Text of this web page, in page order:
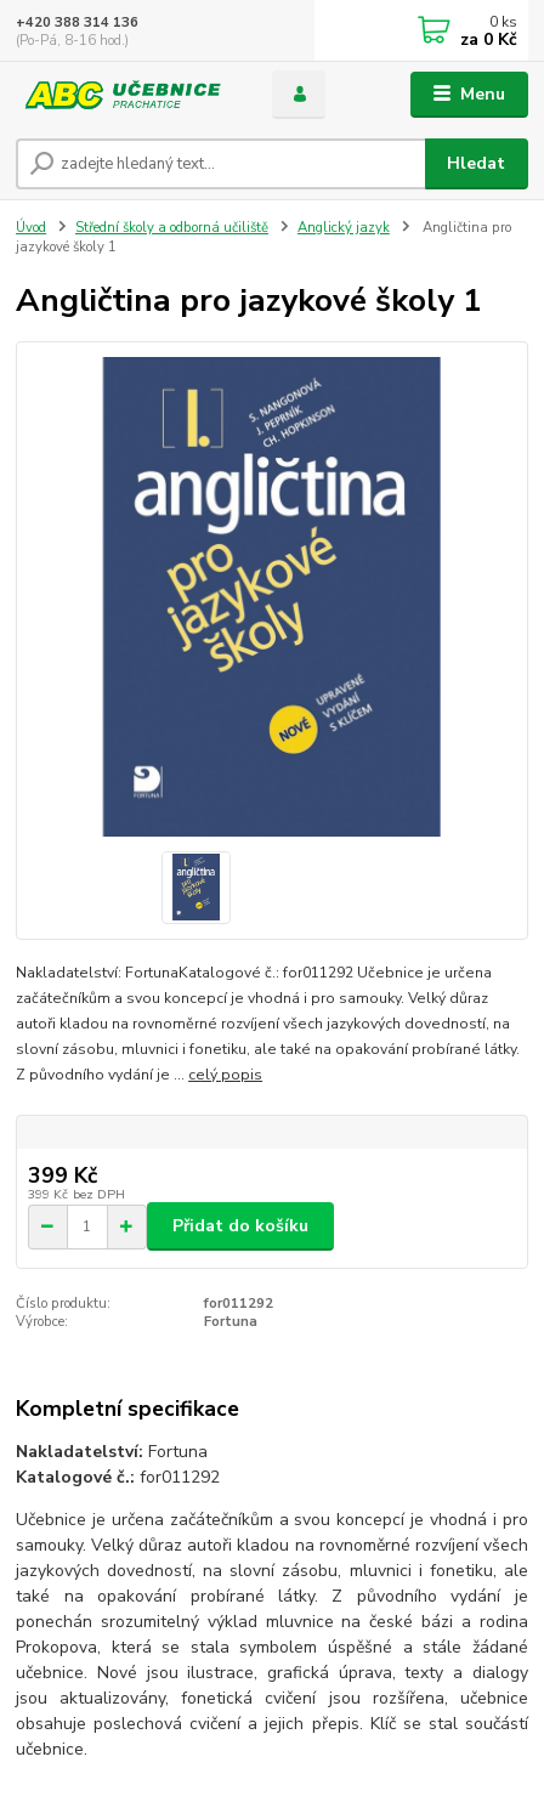
Menu
Hledat
+420 388 314 136
(Po-Pá, 8-16 hod.)
0 ks
za 0 Kč
Úvod Střední školy a odborná učiliště Anglický jazyk
Angličtina pro
jazykové školy 1
Angličtina pro jazykové školy 1
Nakladatelství: FortunaKatalogové č.: for011292 Učebnice je určena
začátečníkům a svou koncepcí je vhodná i pro samouky. Velký důraz
autoři kladou na rovnoměrné rozvíjení všech jazykových dovedností, na
slovní zásobu, mluvnici i fonetiku, ale také na opakování probírané látky.
Z původního vydání je ... celý popis
399 Kč
399 Kč bez DPH
Přidat do košíku
Číslo produktu:
for011292
Výrobce:
Fortuna
Kompletní specifikace
Nakladatelství:Fortuna
Katalogové č.:for011292
Učebnice je určena začátečníkům a svou koncepcí je vhodná i pro
samouky. Velký důraz autoři kladou na rovnoměrné rozvíjení všech
jazykových dovedností, na slovní zásobu, mluvnici i fonetiku, ale
také na opakování probírané látky. Z původního vydání je
ponechán srozumitelný výklad mluvnice na české bázi a rodina
Prokopova, která se stala symbolem úspěšné a stále žádané
učebnice. Nové jsou ilustrace, grafická úprava, texty a dialogy
jsou aktualizovány, fonetická cvičení jsou rozšířena, učebnice
obsahuje poslechová cvičení a jejich přepis. Klíč se stal součástí
učebnice.